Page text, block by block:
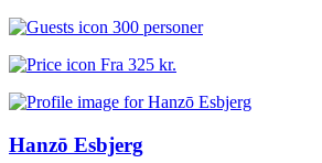
300 personer
Fra 325 kr.
Hanzō Esbjerg